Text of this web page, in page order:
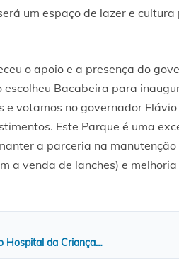
um espaço de lazer e
o apoio e a presença do
Bacabeira para
e votamos no governador
Este Parque é uma
a parceria na
a venda de lanches) e
Hospital da Criança…